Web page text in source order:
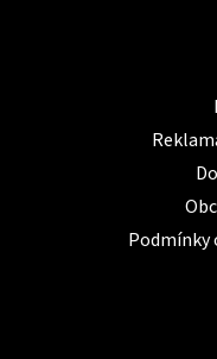
Podmínky